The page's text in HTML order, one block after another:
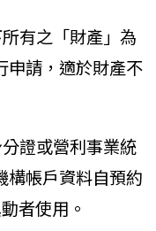
有之「財產」為
申請，適於財產不
證或營利事業統
構帳戶資料自預約
者使用。